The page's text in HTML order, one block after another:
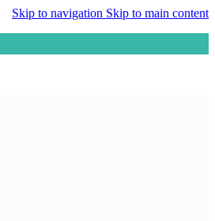
Skip to navigation Skip to main content